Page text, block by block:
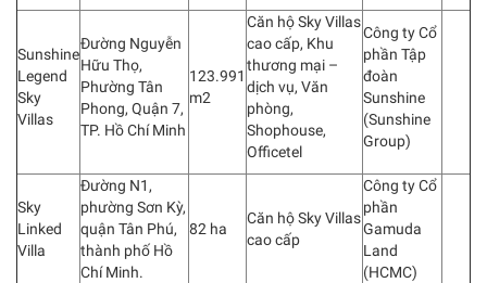
Sunshine
Legend
Sky
Villas
Đường Nguyễn
Hữu Thọ,
Phường Tân
Phong, Quận 7,
TP. Hồ Chí Minh
123.991
m2
Căn hộ Sky Villas
cao cấp, Khu
thương mại –
dịch vụ, Văn
phòng,
Shophouse,
Officetel
Công ty Cổ
phần Tập
đoàn
Sunshine
(Sunshine
Group)
Sky
Linked
Villa
Đường N1,
phường Sơn Kỳ,
quận Tân Phú,
thành phố Hồ
Chí Minh.
82 ha
Căn hộ Sky Villas
cao cấp
Công ty Cổ
phần
Gamuda
Land
(HCMC)